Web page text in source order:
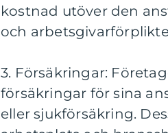
kostnad utöver den
och
3. Försäkringar:
försäkringar för sina
eller sjukförsäkring.